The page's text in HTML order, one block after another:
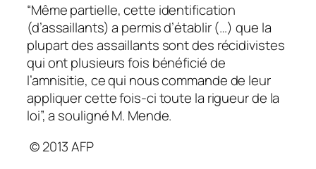
“Même partielle, cette identification
(d’assaillants) a permis d’établir (…) que la
plupart des assaillants sont des récidivistes
qui ont plusieurs fois bénéficié de
l’amnisitie, ce qui nous commande de leur
appliquer cette fois-ci toute la rigueur de la
loi”, a souligné M. Mende.
© 2013 AFP